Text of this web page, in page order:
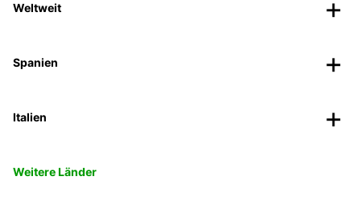
Weltweit
Spanien
Italien
Weitere Länder